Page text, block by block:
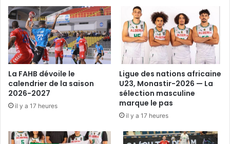
La FAHB dévoile le
calendrier de la saison
2026-2027
il y a 17 heures
Ligue des nations africaine
U23, Monastir-2026 — La
sélection masculine
marque le pas
il y a 17 heures